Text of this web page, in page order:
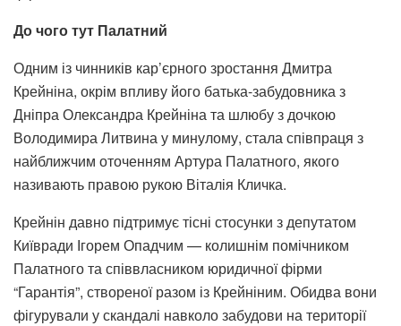
До чого тут Палатний
Одним із чинників кар’єрного зростання Дмитра
Крейніна, окрім впливу його батька-забудовника з
Дніпра Олександра Крейніна та шлюбу з дочкою
Володимира Литвина у минулому, стала співпраця з
найближчим оточенням Артура Палатного, якого
називають правою рукою Віталія Кличка.
Крейнін давно підтримує тісні стосунки з депутатом
Київради Ігорем Опадчим — колишнім помічником
Палатного та співвласником юридичної фірми
“Гарантія”, створеної разом із Крейніним. Обидва вони
фігурували у скандалі навколо забудови на території